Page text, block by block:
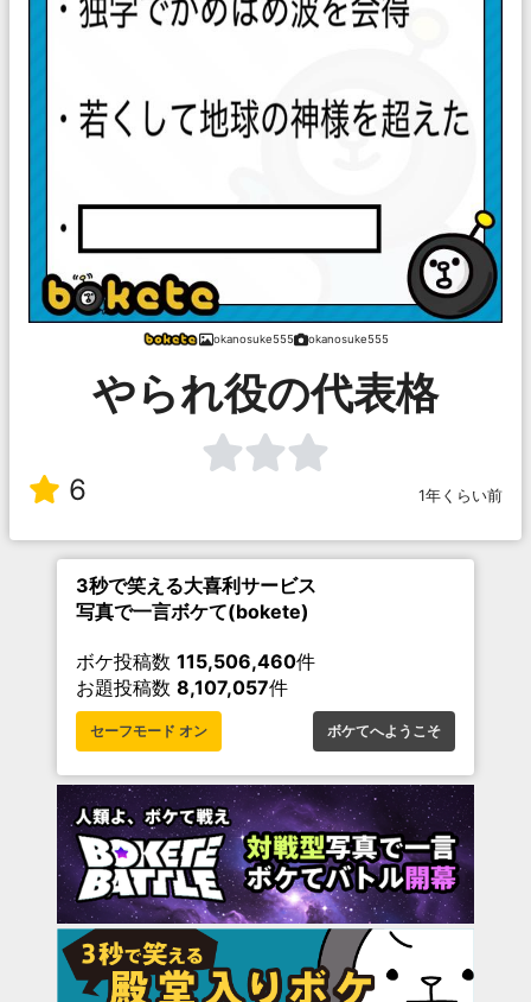
okanosuke555 okanosuke555
やられ役の代表格
6 1年くらい前
3秒で笑える大喜利サービス
写真で一言ボケて(bokete)
ボケ投稿数 115,506,460件
お題投稿数 8,107,057件
セーフモード オン ボケてへようこそ